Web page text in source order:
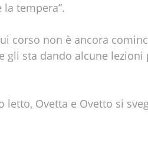
tempera”.
corso non è ancora
gli sta dando alcune
letto, Ovetta e Ovetto si